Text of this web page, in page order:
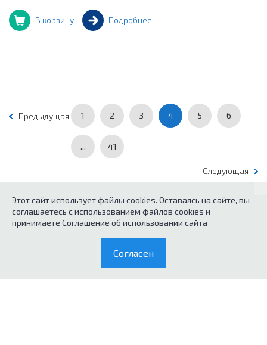
В корзину Подробнее
Предыдущая 1 2 3 4 5 6
... 41
Следующая
© 2026Каталог кухонного оборудования.
Политика конфиденциальных данных
Согласие на обработку персональных данных
Этот сайт использует файлы cookies. Оставаясь на сайте, вы
соглашаетесь с использованием файлов cookies и
принимаете Соглашение об использовании сайта
Согласен